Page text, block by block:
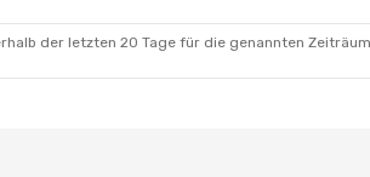
der letzten 20 Tage für die genannten